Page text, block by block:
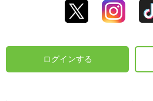
ログインする